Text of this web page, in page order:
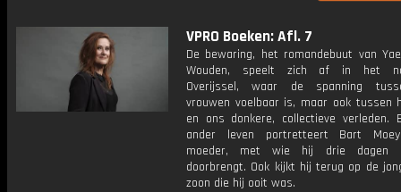
VPRO Boeken: Afl. 7
De bewaring, het romandebuut van
Wouden, speelt zich af in het
Overijssel, waar de spanning
vrouwen voelbaar is, maar ook tussen
en ons donkere, collectieve verleden.
ander leven portretteert Bart
moeder, met wie hij drie dagen
doorbrengt. Ook kijkt hij terug op de
zoon die hij ooit was.